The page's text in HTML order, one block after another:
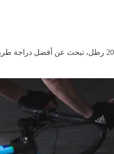
هل أنت راكب دراجة متحمس يزن أكثر من